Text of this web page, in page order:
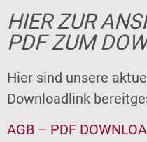
HIER ZUR
PDF ZUM
Hier sind unsere
Downloadlink
AGB – PDF